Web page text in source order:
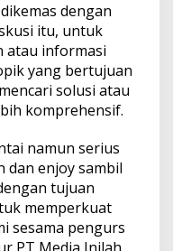
dengan
itu, untuk
atau informasi
yang bertujuan
solusi atau
komprehensif.
namun serius
dan enjoy sambil
tujuan
memperkuat
sesama pengurs